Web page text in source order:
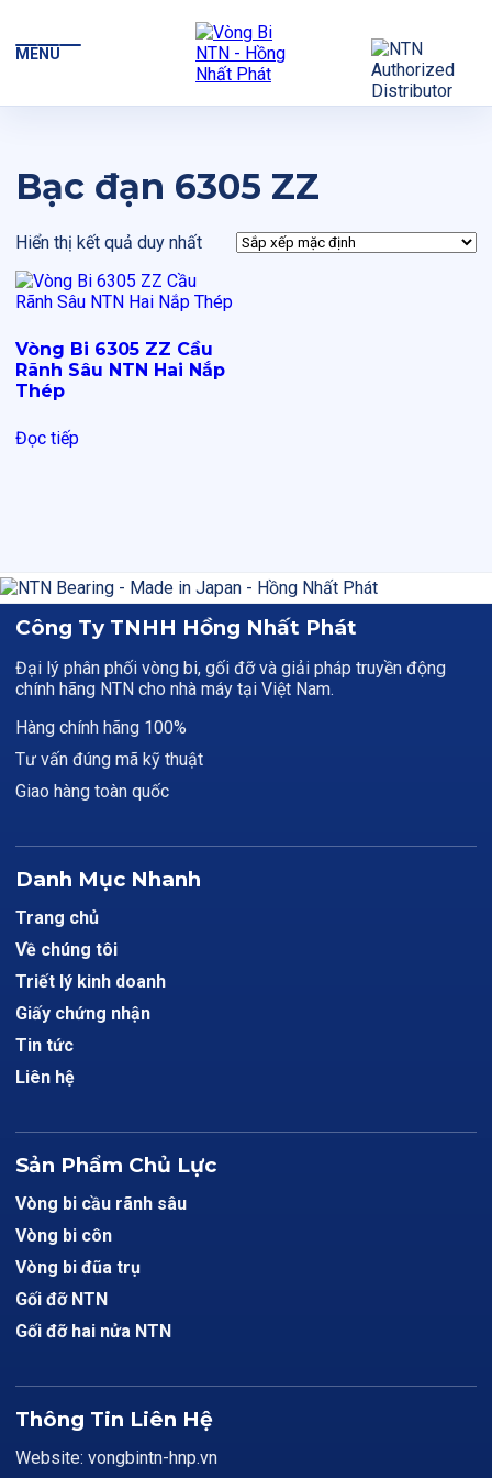
MENU
Bạc đạn 6305 ZZ
Hiển thị kết quả duy nhất
Vòng Bi 6305 ZZ Cầu
Rãnh Sâu NTN Hai Nắp
Thép
Đọc tiếp
Công Ty TNHH Hồng Nhất Phát
Đại lý phân phối vòng bi, gối đỡ và giải pháp truyền động
chính hãng NTN cho nhà máy tại Việt Nam.
Hàng chính hãng 100%
Tư vấn đúng mã kỹ thuật
Giao hàng toàn quốc
Danh Mục Nhanh
Trang chủ
Về chúng tôi
Triết lý kinh doanh
Giấy chứng nhận
Tin tức
Liên hệ
Sản Phẩm Chủ Lực
Vòng bi cầu rãnh sâu
Vòng bi côn
Vòng bi đũa trụ
Gối đỡ NTN
Gối đỡ hai nửa NTN
Thông Tin Liên Hệ
Website: vongbintn-hnp.vn